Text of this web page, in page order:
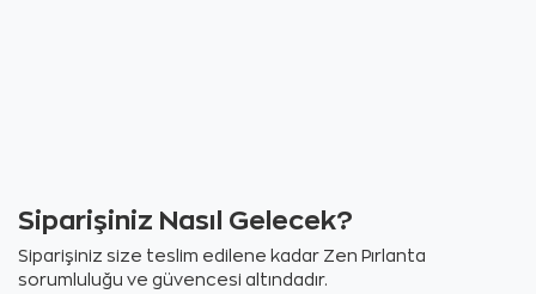
Siparişiniz Nasıl Gelecek?
Siparişiniz size teslim edilene kadar Zen Pırlanta
sorumluluğu ve güvencesi altındadır.